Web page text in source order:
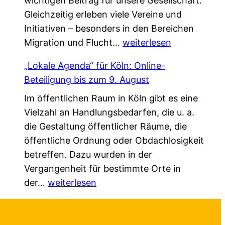
e
d
a
L
e
b
e
n
v
e
r
ä
n
V
e
r
t
ä
r
k
u
n
g
!
Gleichzeitig erleben viele Vereine und
Initiativen – besonders in den Bereichen
Migration und Flucht… G
m
e
i
n
s
a
m
.
e
weiterlesen
„Lokale Agenda“ für Köln: Online-
Beteiligung bis zum 9. August
Im öffentlichen Raum in Köln gibt es eine
Vielzahl an Handlungsbedarfen, die u. a.
die Gestaltung öffentlicher Räume, die
öffentliche Ordnung oder Obdachlosigkeit
betreffen. Dazu wurden in der
Vergangenheit für bestimmte Orte in
der… „
weiterlesen